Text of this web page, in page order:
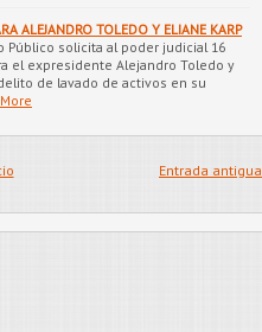
ALEJANDRO TOLEDO Y ELIANE KARP
Público solicita al poder judicial 16
el expresidente Alejandro Toledo y
de lavado de activos en su
Entrada antigua